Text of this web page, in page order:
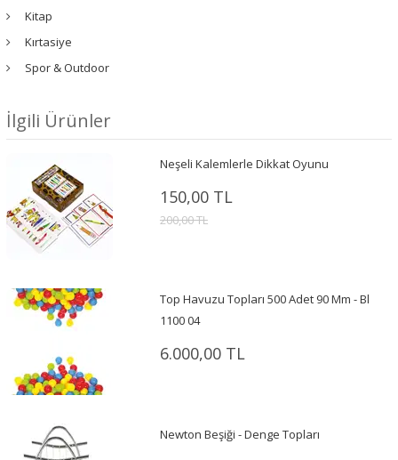
Kitap
Kırtasiye
Spor & Outdoor
İlgili Ürünler
Neşeli Kalemlerle Dikkat Oyunu
150,00 TL
200,00 TL
Top Havuzu Topları 500 Adet 90 Mm - Bl
1100 04
6.000,00 TL
Newton Beşiği - Denge Topları